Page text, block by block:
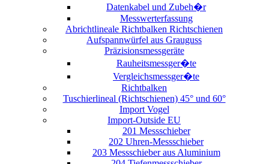
Datenkabel und Zubeh�r
Messwerterfassung
Abrichtlineale Richtbalken Richtschienen
Aufspannwürfel aus Grauguss
Präzisionsmessgeräte
Rauheitsmessger�te
Vergleichsmessger�te
Richtbalken
Tuschierlineal (Richtschienen) 45° und 60°
Import Vogel
Import-Outside EU
201 Messschieber
202 Uhren-Messschieber
203 Messschieber aus Aluminium